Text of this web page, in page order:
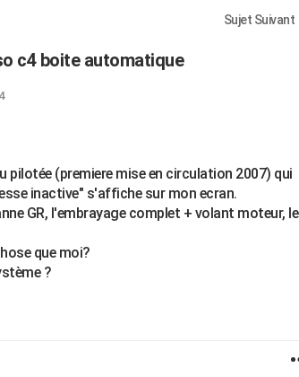
Sujet Suivant
c4 boite automatique
(premiere mise en circulation 2007) qui
inactive" s'affiche sur mon ecran.
GR, l'embrayage complet + volant moteur, le
que moi?
?